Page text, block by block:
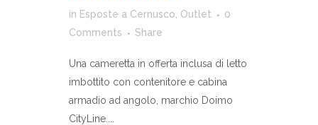
in Esposte a Cernusco Outlet
0
Comments
Share
Una cameretta in offerta inclusa di letto
imbottito con contenitore e cabina
armadio ad angolo, marchio Doimo
CityLine....